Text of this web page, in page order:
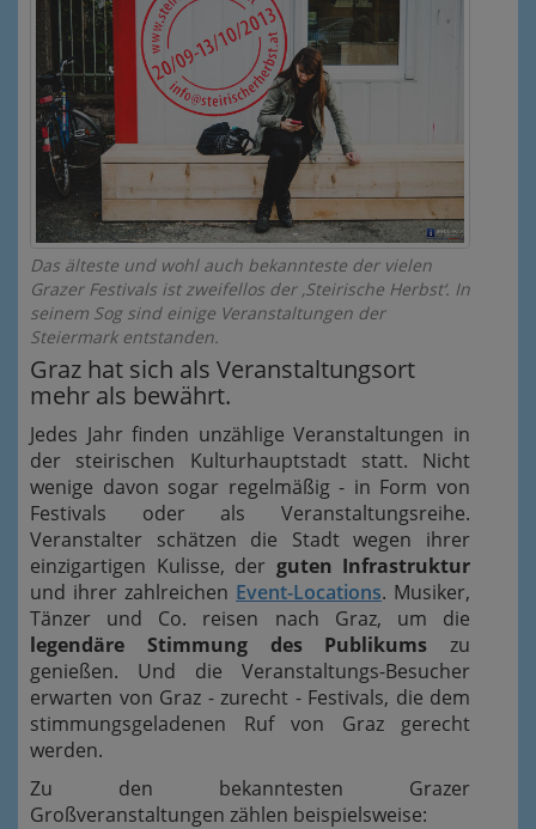
Das älteste und wohl auch bekannteste der vielen
Grazer Festivals ist zweifellos der ‚Steirische Herbst‘. In
seinem Sog sind einige Veranstaltungen der
Steiermark entstanden.
Graz hat sich als Veranstaltungsort
mehr als bewährt.
Jedes Jahr finden unzählige Veranstaltungen in
der steirischen Kulturhauptstadt statt. Nicht
wenige davon sogar regelmäßig - in Form von
Festivals oder als Veranstaltungsreihe.
Veranstalter schätzen die Stadt wegen ihrer
einzigartigen Kulisse, der guten Infrastruktur
und ihrer zahlreichen Event-Locations. Musiker,
Tänzer und Co. reisen nach Graz, um die
legendäre Stimmung des Publikums zu
genießen. Und die Veranstaltungs-Besucher
erwarten von Graz - zurecht - Festivals, die dem
stimmungsgeladenen Ruf von Graz gerecht
werden.
Zu den bekanntesten Grazer
Großveranstaltungen zählen beispielsweise: